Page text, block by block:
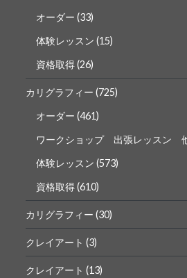
オーダー (33)
体験レッスン (15)
資格取得(26)
カリグラフィー (725)
オーダー (461)
ワークショップ 出張レッスン
体験レッスン (573)
資格取得(610)
カリグラフィー (30)
クレイアート (3)
クレイアート (13)